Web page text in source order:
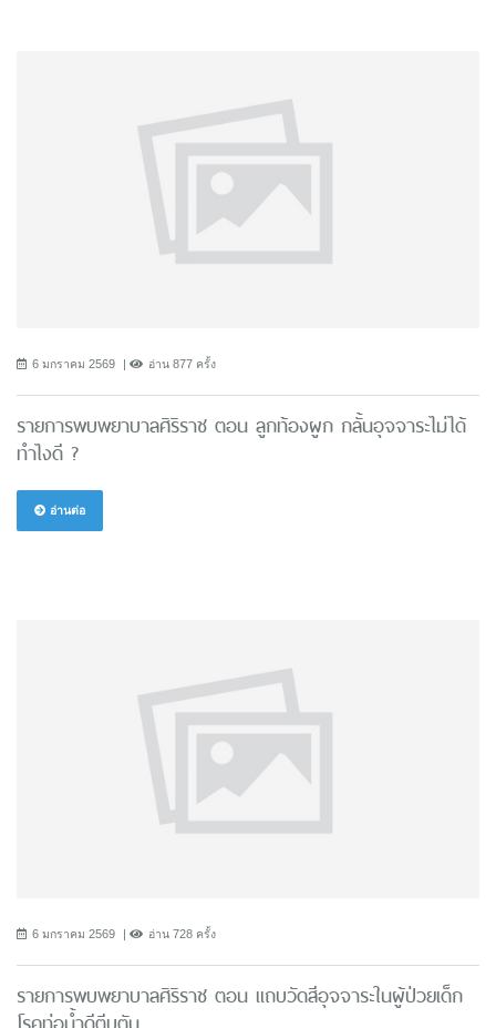
6 มกราคม 2569 อ่าน 877 ครั้ง
รายการพบพยาบาลศิริราช ตอน ลูกท้องผูก กลั้นอุจจาระไม่ได้
ทำไงดี ?
อ่านต่อ
6 มกราคม 2569 อ่าน 728 ครั้ง
รายการพบพยาบาลศิริราช ตอน แถบวัดสีอุจจาระในผู้ป่วยเด็ก